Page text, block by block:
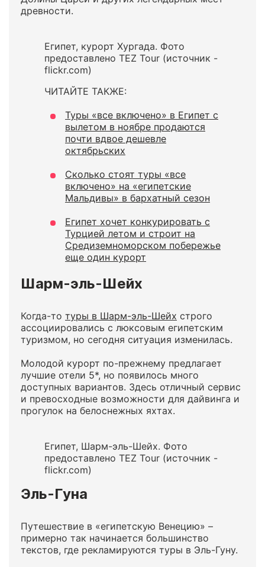
древности.
Египет, курорт Хургада. Фото
предоставлено TEZ Tour (источник -
flickr.com)
ЧИТАЙТЕ ТАКЖЕ:
Туры «все включено» в Египет с
вылетом в ноябре продаются
почти вдвое дешевле
октябрьских
Сколько стоят туры «все
включено» на «египетские
Мальдивы» в бархатный сезон
Египет хочет конкурировать с
Турцией летом и строит на
Средиземноморском побережье
еще один курорт
Шарм-эль-Шейх
Когда-то туры в Шарм-эль-Шейх строго
ассоциировались с люксовым египетским
туризмом, но сегодня ситуация изменилась.
Молодой курорт по-прежнему предлагает
лучшие отели 5*, но появилось много
доступных вариантов. Здесь отличный сервис
и превосходные возможности для дайвинга и
прогулок на белоснежных яхтах.
Египет, Шарм-эль-Шейх. Фото
предоставлено TEZ Tour (источник -
flickr.com)
Эль-Гуна
Путешествие в «египетскую Венецию» –
примерно так начинается большинство
текстов, где рекламируются туры в Эль-Гуну.